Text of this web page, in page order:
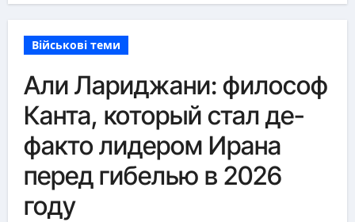
Військові теми
Али Лариджани: философ
Канта, который стал де-
факто лидером Ирана
перед гибелью в 2026
году